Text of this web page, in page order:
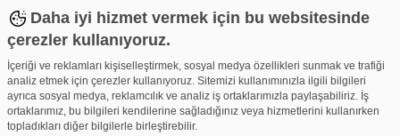
Daha iyi hizmet vermek için bu websitesinde
çerezler kullanıyoruz.
İçeriği ve reklamları kişiselleştirmek, sosyal medya özellikleri sunmak ve trafiği
analiz etmek için çerezler kullanıyoruz. Sitemizi kullanımınızla ilgili bilgileri
ayrıca sosyal medya, reklamcılık ve analiz iş ortaklarımızla paylaşabiliriz. İş
ortaklarımız, bu bilgileri kendilerine sağladığınız veya hizmetlerini kullanırken
topladıkları diğer bilgilerle birleştirebilir.